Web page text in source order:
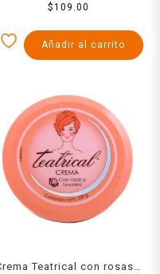
Facial Hyaluron hidratante
para piel grasa 100 ml
$109.00
Añadir al carrito
Teatrical con rosas y